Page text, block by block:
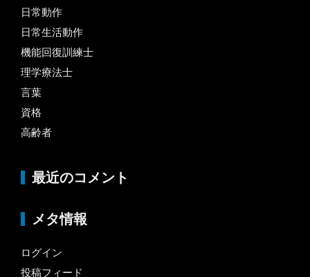
日常動作
日常生活動作
機能回復訓練士
理学療法士
言葉
資格
高齢者
最近のコメント
メタ情報
ログイン
投稿フィード